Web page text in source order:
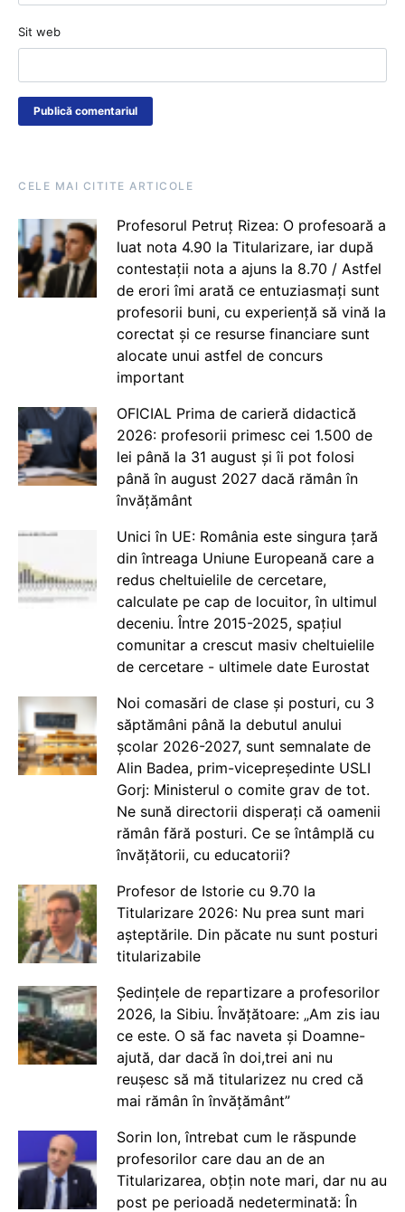
Sit web
CELE MAI CITITE ARTICOLE
Profesorul Petruț Rizea: O profesoară a
luat nota 4.90 la Titularizare, iar după
contestații nota a ajuns la 8.70 / Astfel
de erori îmi arată ce entuziasmați sunt
profesorii buni, cu experiență să vină la
corectat și ce resurse financiare sunt
alocate unui astfel de concurs
important
OFICIAL Prima de carieră didactică
2026: profesorii primesc cei 1.500 de
lei până la 31 august și îi pot folosi
până în august 2027 dacă rămân în
învățământ
Unici în UE: România este singura țară
din întreaga Uniune Europeană care a
redus cheltuielile de cercetare,
calculate pe cap de locuitor, în ultimul
deceniu. Între 2015-2025, spațiul
comunitar a crescut masiv cheltuielile
de cercetare - ultimele date Eurostat
Noi comasări de clase și posturi, cu 3
săptămâni până la debutul anului
școlar 2026-2027, sunt semnalate de
Alin Badea, prim-vicepreședinte USLI
Gorj: Ministerul o comite grav de tot.
Ne sună directorii disperați că oamenii
rămân fără posturi. Ce se întâmplă cu
învățătorii, cu educatorii?
Profesor de Istorie cu 9.70 la
Titularizare 2026: Nu prea sunt mari
așteptările. Din păcate nu sunt posturi
titularizabile
Ședințele de repartizare a profesorilor
2026, la Sibiu. Învățătoare: „Am zis iau
ce este. O să fac naveta și Doamne-
ajută, dar dacă în doi,trei ani nu
reușesc să mă titularizez nu cred că
mai rămân în învățământ”
Sorin Ion, întrebat cum le răspunde
profesorilor care dau an de an
Titularizarea, obțin note mari, dar nu au
post pe perioadă nedeterminată: În